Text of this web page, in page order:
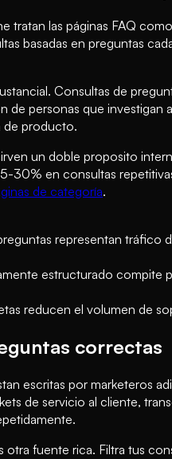
tratan las páginas FAQ
basadas en preguntas
Consultas de
de personas que
de producto.
un doble proposito
30% en consultas
de categoría.
representan
estructurado compite
reducen el volumen de
correctas
escritas por marketeros
de servicio al cliente,
fuente rica. Filtra tus